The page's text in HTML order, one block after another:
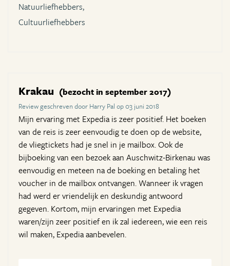
Natuurliefhebbers,
Cultuurliefhebbers
Krakau (bezocht in september 2017)
Review geschreven door Harry Pal op 03 juni 2018
Mijn ervaring met Expedia is zeer positief. Het boeken
van de reis is zeer eenvoudig te doen op de website,
de vliegtickets had je snel in je mailbox. Ook de
bijboeking van een bezoek aan Auschwitz-Birkenau was
eenvoudig en meteen na de boeking en betaling het
voucher in de mailbox ontvangen. Wanneer ik vragen
had werd er vriendelijk en deskundig antwoord
gegeven. Kortom, mijn ervaringen met Expedia
waren/zijn zeer positief en ik zal iedereen, wie een reis
wil maken, Expedia aanbevelen.